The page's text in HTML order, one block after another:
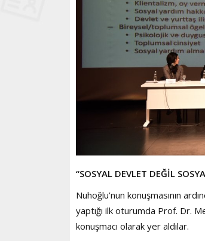
“SOSYAL DEVLET DEĞİL
Nuhoğlu’nun konuşmasının
yaptığı ilk oturumda Prof. Dr.
konuşmacı olarak yer aldılar.